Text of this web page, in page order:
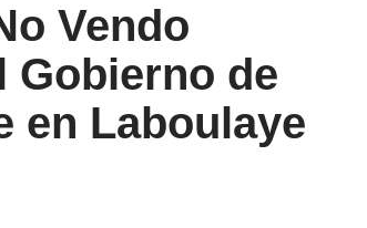
Vendo
Gobierno de
en Laboulaye